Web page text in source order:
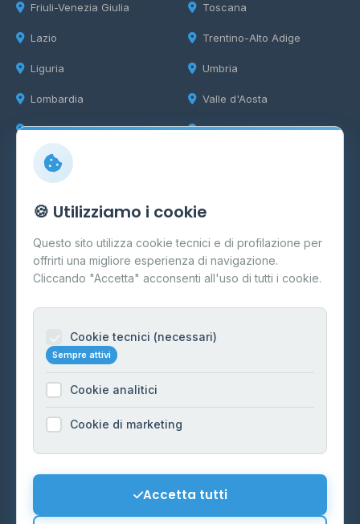
Friuli-Venezia Giulia
Lazio
Liguria
Lombardia
Marche
Toscana
Trentino-Alto Adige
Umbria
Valle d'Aosta
Veneto
Info
Cos'è il GPL
FAQ
Contatti
Informazioni legali
Cookie Policy
Preferenze Cookie
Mappa del sito
🍪 Utilizziamo i cookie
Questo sito utilizza cookie tecnici e di profilazione per
offrirti una migliore esperienza di navigazione.
Cliccando "Accetta" acconsenti all'uso di tutti i cookie.
Cookie tecnici (necessari)
Sempre attivi
Cookie analitici
Cookie di marketing
Accetta tutti